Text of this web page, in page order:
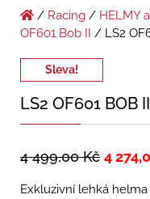
/ Racing / HELMY
OF601 Bob II
/ LS2
Sleva!
LS2 OF601 BOB
4 499,00Kč 4
Exkluzivní lehká